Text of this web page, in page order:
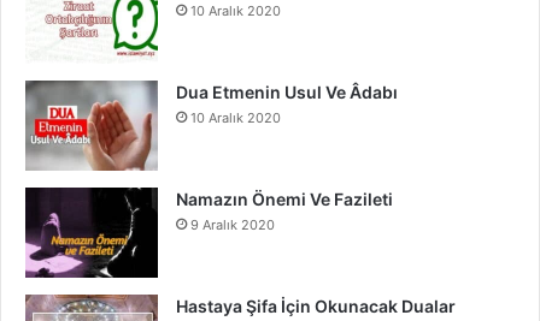
10 Aralık 2020
Dua Etmenin Usul Ve Âdabı
10 Aralık 2020
Namazın Önemi Ve Fazileti
9 Aralık 2020
Hastaya Şifa İçin Okunacak Dualar